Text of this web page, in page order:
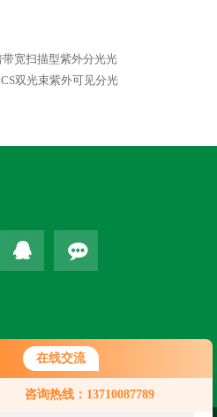
在线交流
咨询热线：13710087789
！欢迎前来咨询，很高兴为您
，请问您要咨询什么问题呢？
带宽扫描型紫外分光光
双光束紫外可见分光